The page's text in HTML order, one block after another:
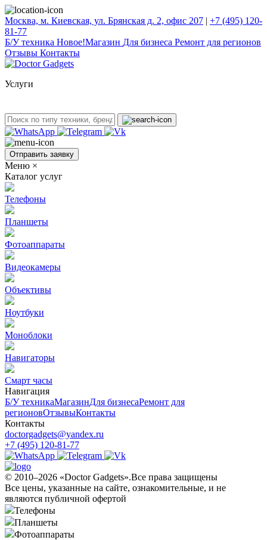
Москва, м. Киевская, ул. Брянская д. 2, офис 207 | +7 (495) 120-
81-77
Б/У техникa Новое!Магазин Для бизнеса Ремонт для регионов
Отзывы Контакты
Услуги
Отправить заявку
Меню ×
Каталог услуг
Телефоны
Планшеты
Фотоаппараты
Видеокамеры
Объективы
Ноутбуки
Моноблоки
Навигаторы
Смарт часы
Навигация
Б/У техникaМагазинДля бизнесаРемонт для
регионовОтзывыКонтакты
Контакты
doctorgadgets@yandex.ru
+7 (495) 120-81-77
© 2010–2026 «Doctor Gadgets».Все права защищены
Все цены, указанные на сайте, ознакомительные, и не
являются публичной офертой
Телефоны
Планшеты
Фотоаппараты